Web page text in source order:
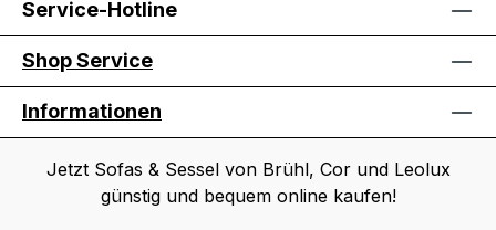
Service-Hotline
Shop Service
Informationen
Jetzt Sofas & Sessel von Brühl, Cor und Leolux
günstig und bequem online kaufen!